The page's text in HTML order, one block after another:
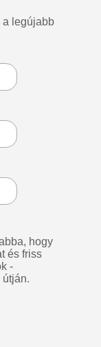
a legújabb
hogy
és friss
-